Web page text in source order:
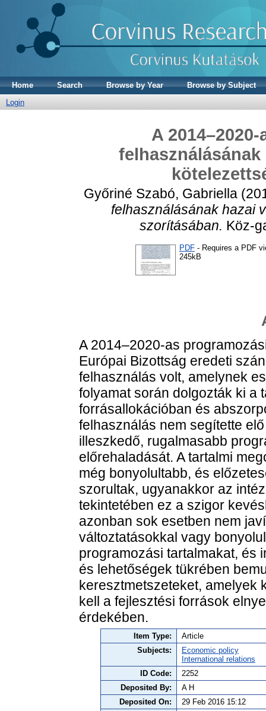
Home Search Browse by Year
Browse by Subject
Login
A
Győriné Szabó, Gabriella
felhasználásának hazai
szorításában. Köz-
PDF - Requires a PDF
245kB
A 2014–2020-as
Európai Bizottság eredeti
felhasználás volt, amelynek
folyamat során dolgozták ki a
forrásallokációban és
felhasználás nem segítette
illeszkedő, rugalmasabb
előrehaladását. A tartalmi
még bonyolultabb, és
szorultak, ugyanakkor az
tekintetében ez a szigor
azonban sok esetben nem
változtatásokkal vagy
programozási tartalmakat, és
és lehetőségek tükrében
keresztmetszeteket, amelyek
kell a fejlesztési források
érdekében.
Item Type:
Article
Subjects:
Economic policy
International relations
ID Code:
2252
Deposited By:
A H
Deposited On:
29 Feb 2016 15:12